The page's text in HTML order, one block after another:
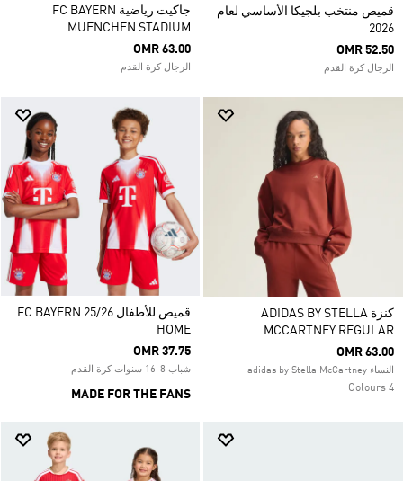
قميص منتخب بلجيكا الأساسي لعام
2026
OMR 52.50
الرجال كرة القدم
جاكيت رياضية FC BAYERN
MUENCHEN STADIUM
OMR 63.00
الرجال كرة القدم
كنزة ADIDAS BY STELLA
MCCARTNEY REGULAR
OMR 63.00
النساء adidas by Stella McCartney
4 Colours
قميص للأطفال FC BAYERN 25/26
HOME
OMR 37.75
شباب 8-16 سنوات كرة القدم
MADE FOR THE FANS